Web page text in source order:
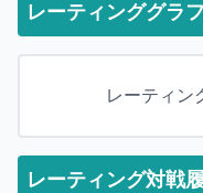
レーティンググラフ
レーティン
レーティング対戦